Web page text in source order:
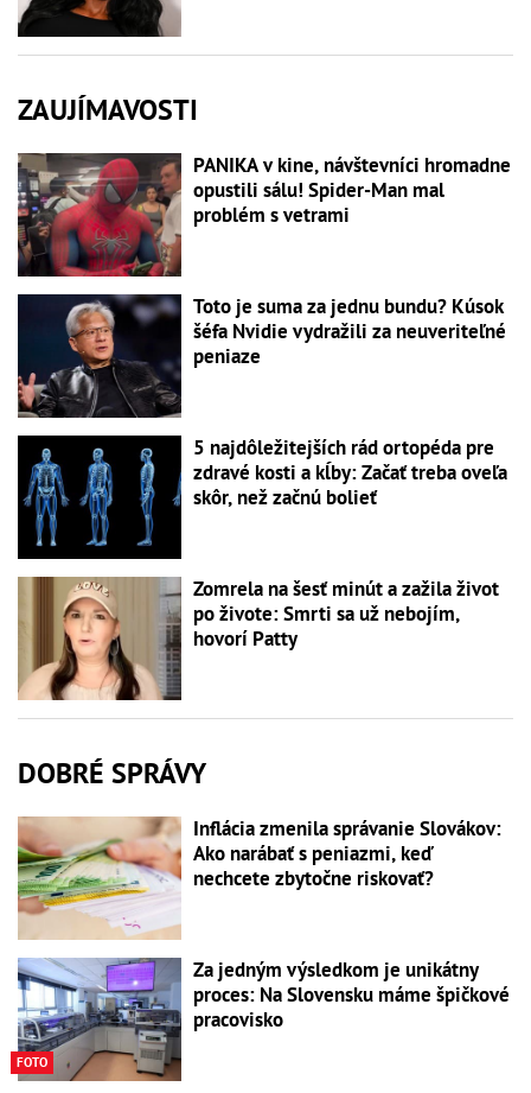
ZAUJÍMAVOSTI
PANIKA v kine, návštevníci hromadne
opustili sálu! Spider-Man mal
problém s vetrami
Toto je suma za jednu bundu? Kúsok
šéfa Nvidie vydražili za neuveriteľné
peniaze
5 najdôležitejších rád ortopéda pre
zdravé kosti a kĺby: Začať treba oveľa
skôr, než začnú bolieť
Zomrela na šesť minút a zažila život
po živote: Smrti sa už nebojím,
hovorí Patty
DOBRÉ SPRÁVY
Inflácia zmenila správanie Slovákov:
Ako narábať s peniazmi, keď
nechcete zbytočne riskovať?
FOTO
Za jedným výsledkom je unikátny
proces: Na Slovensku máme špičkové
pracovisko